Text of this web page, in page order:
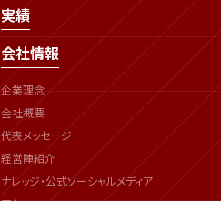
実績
会社情報
企業理念
会社概要
代表メッセージ
経営陣紹介
ナレッジ・公式ソーシャルメディア